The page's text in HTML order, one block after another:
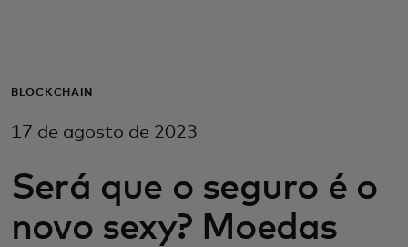
Para empresas
Para inovadores
BLOCKCHAIN
17 de agosto de 2023
Será que o seguro é o
novo sexy? Moedas